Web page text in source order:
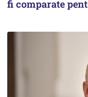
fi comparate